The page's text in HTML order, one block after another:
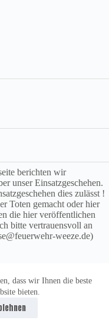
dass wir Ihnen die beste
bieten.
berichten wir
unser Einsatzgeschehen.
dies zulässt !
Toten gemacht oder hier
die hier veröffentlichen
bitte vertrauensvoll an
weeze.de)
Impressum